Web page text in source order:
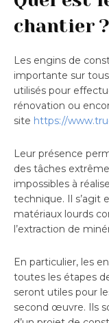
chantier ?
Les engins de
importante sur
utilisés pour
rénovation ou
site https://
Leur présence
des tâches
impossibles à
technique. Il s’agit
matériaux lourds
l’extraction de
En particulier, les
toutes les étapes
seront utiles pour
second œuvre. Ils